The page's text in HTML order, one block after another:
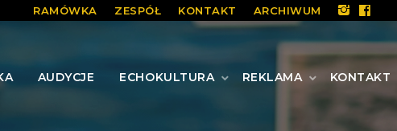
RAMÓWKA ZESPÓŁ KONTAKT ARCHIWUM
AUDYCJE ECHOKULTURA REKLAMA KONTAKT